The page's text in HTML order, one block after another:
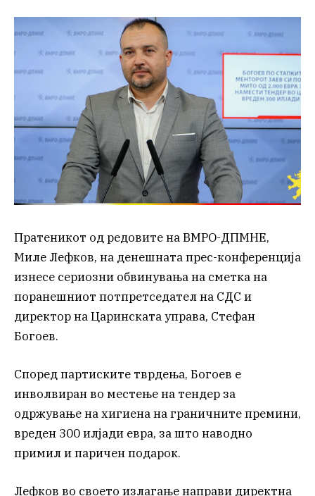
Пратеникот од редовите на ВМРО-ДПМНЕ,
Миле Лефков, на денешната прес-конференција
изнесе сериозни обвинувања на сметка на
поранешниот потпретседател на СДС и
директор на Царинската управа, Стефан
Богоев.
Според партиските тврдења, Богоев е
инволвиран во местење на тендер за
одржување на хигиена на граничните премини,
вреден 300 илјади евра, за што наводно
примил и паричен подарок.
Лефков во своето излагање направи директна